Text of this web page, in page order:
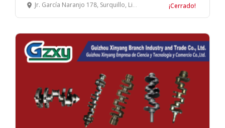
Jr. García Naranjo 178, Surquillo, Lima, Perú ¡Cerrado!